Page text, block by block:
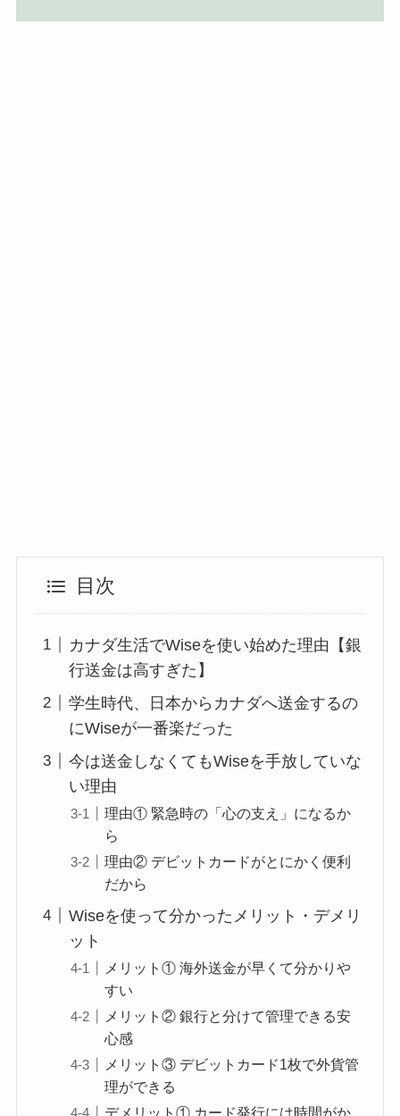
目次
カナダ生活でWiseを使い始めた理由【銀
行送金は高すぎた】
学生時代、日本からカナダへ送金するの
にWiseが一番楽だった
今は送金しなくてもWiseを手放していな
い理由
理由① 緊急時の「心の支え」になるか
ら
理由② デビットカードがとにかく便利
だから
Wiseを使って分かったメリット・デメリ
ット
メリット① 海外送金が早くて分かりや
すい
メリット② 銀行と分けて管理できる安
心感
メリット③ デビットカード1枚で外貨管
理ができる
デメリット① カード発行には時間がか